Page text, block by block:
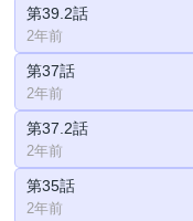
第39.2話
2年前
第37話
2年前
第37.2話
2年前
第35話
2年前